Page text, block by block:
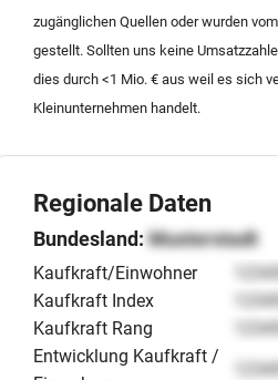
zugänglichen Quellen oder wurden
gestellt. Sollten uns keine
dies durch <1 Mio. € aus weil es sich
Kleinunternehmen handelt.
Regionale Daten
Bundesland:Musterstadt
Kaufkraft/Einwohner
Kaufkraft Index
Kaufkraft Rang
Entwicklung Kaufkraft /